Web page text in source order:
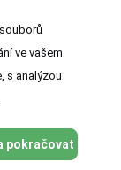
ve vašem
s analýzou
pokračovat